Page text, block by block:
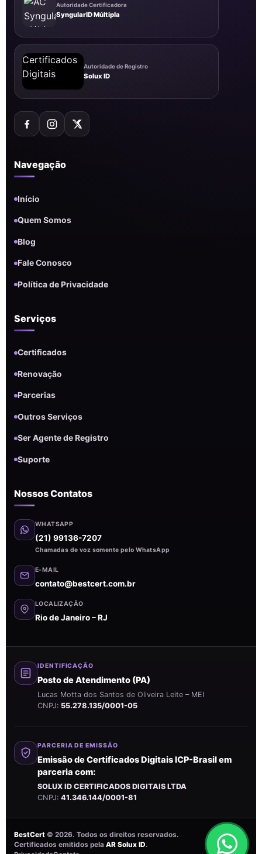
Autoridade Certificadora
SyngularID Múltipla
Autoridade de Registro
Solux ID
Navegação
Início
Quem Somos
Blog
Fale Conosco
Política de Privacidade
Serviços
Certificados
Renovação
Parcerias
Outros Serviços
Ser Agente de Registro
Suporte
Nossos Contatos
WHATSAPP
(21) 99136-7207
Chamadas de voz somente pelo WhatsApp
E-MAIL
contato@bestcert.com.br
LOCALIZAÇÃO
Rio de Janeiro – RJ
IDENTIFICAÇÃO
Posto de Atendimento (PA)
Lucas Motta dos Santos de Oliveira Leite – MEI
CNPJ: 55.278.135/0001-05
PARCERIA DE EMISSÃO
Emissão de Certificados Digitais ICP-Brasil em
parceria com:
SOLUX ID CERTIFICADOS DIGITAIS LTDA
CNPJ: 41.346.144/0001-81
BestCert © 2026. Todos os direitos reservados.
Certificados emitidos pela AR Solux ID.